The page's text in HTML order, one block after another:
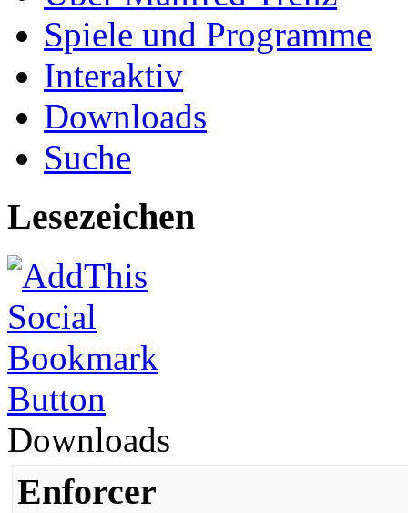
Spiele und Programme
Interaktiv
Downloads
Suche
Lesezeichen
Downloads
Enforcer